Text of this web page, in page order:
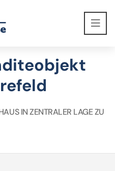
IN ZENTRALER LAGE ZU